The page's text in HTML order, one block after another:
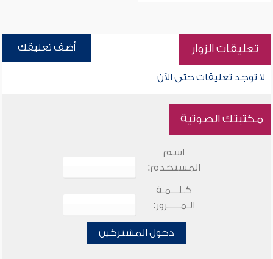
تعليقات الزوار أضف تعليقك
لا توجد تعليقات حتى الآن
مكتبتك الصوتية
اسم
المستخدم:
كـلـــمـة
الـمـــــرور:
دخول المشتركين